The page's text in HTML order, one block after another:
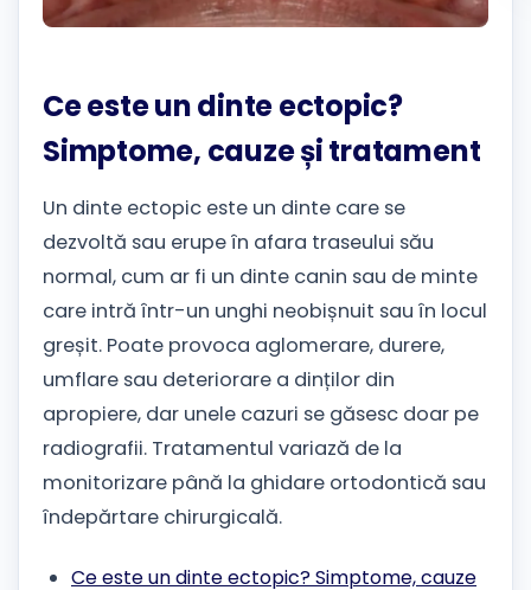
Ce este un dinte ectopic?
Simptome, cauze și tratament
Un dinte ectopic este un dinte care se
dezvoltă sau erupe în afara traseului său
normal, cum ar fi un dinte canin sau de minte
care intră într-un unghi neobișnuit sau în locul
greșit. Poate provoca aglomerare, durere,
umflare sau deteriorare a dinților din
apropiere, dar unele cazuri se găsesc doar pe
radiografii. Tratamentul variază de la
monitorizare până la ghidare ortodontică sau
îndepărtare chirurgicală.
Ce este un dinte ectopic? Simptome, cauze